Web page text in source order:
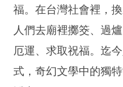
福。在台灣社會裡，
人們去廟裡擲筊、過
厄運、求取祝福。迄
式，奇幻文學中的獨